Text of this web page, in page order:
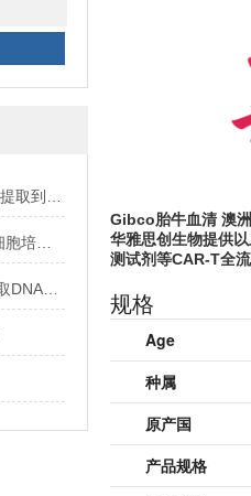
Gibco胎牛血清 澳
华雅思创生物提供
测试剂等CAR-T全
规格
Age
种属
原产国
产品规格